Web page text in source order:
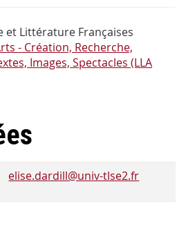
et Littérature Françaises
- Création, Recherche,
Images, Spectacles (LLA
elise.dardill@univ-tlse2.fr